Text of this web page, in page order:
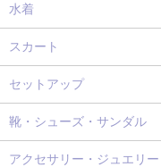
水着
スカート
セットアップ
靴・シューズ・サンダル
アクセサリー・ジュエリー